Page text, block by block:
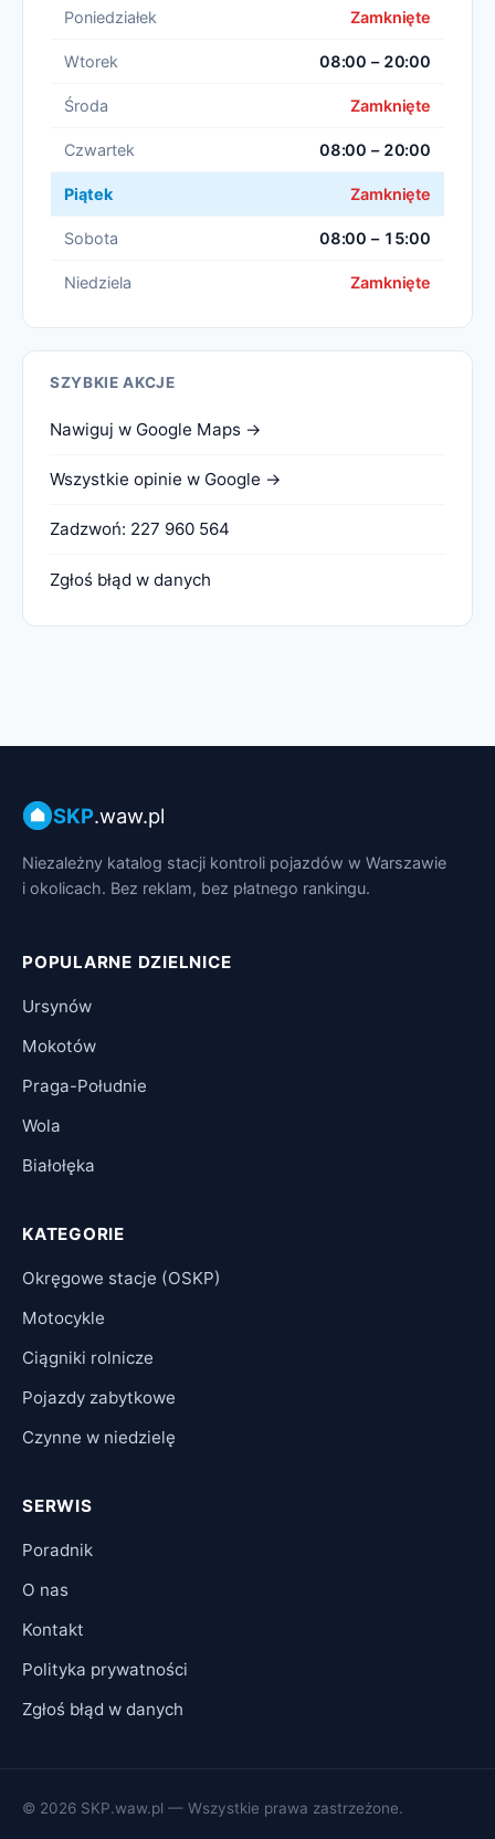
Poniedziałek Zamknięte
Wtorek 08:00 – 20:00
Środa Zamknięte
Czwartek 08:00 – 20:00
Piątek Zamknięte
Sobota 08:00 – 15:00
Niedziela Zamknięte
SZYBKIE AKCJE
Nawiguj w Google Maps →
Wszystkie opinie w Google →
Zadzwoń: 227 960 564
Zgłoś błąd w danych
SKP.waw.pl
Niezależny katalog stacji kontroli pojazdów w Warszawie
i okolicach. Bez reklam, bez płatnego rankingu.
POPULARNE DZIELNICE
Ursynów
Mokotów
Praga-Południe
Wola
Białołęka
KATEGORIE
Okręgowe stacje (OSKP)
Motocykle
Ciągniki rolnicze
Pojazdy zabytkowe
Czynne w niedzielę
SERWIS
Poradnik
O nas
Kontakt
Polityka prywatności
Zgłoś błąd w danych
© 2026 SKP.waw.pl — Wszystkie prawa zastrzeżone.